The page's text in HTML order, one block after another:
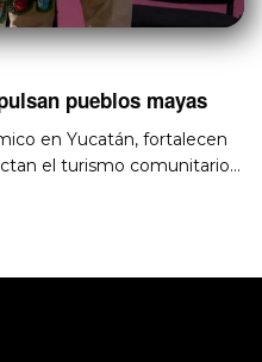
pueblos mayas
en Yucatán, fortalecen
el turismo comunitario…